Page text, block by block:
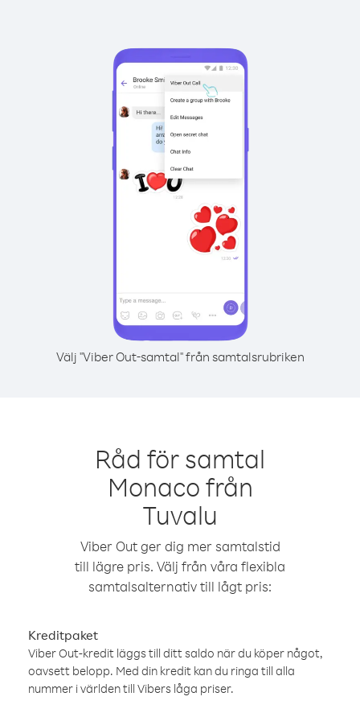
Välj "Viber Out-samtal" från samtalsrubriken
Råd för samtal
Monaco från
Tuvalu
Viber Out ger dig mer samtalstid
till lägre pris. Välj från våra flexibla
samtalsalternativ till lågt pris:
Kreditpaket
Viber Out-kredit läggs till ditt saldo när du köper något,
oavsett belopp. Med din kredit kan du ringa till alla
nummer i världen till Vibers låga priser.